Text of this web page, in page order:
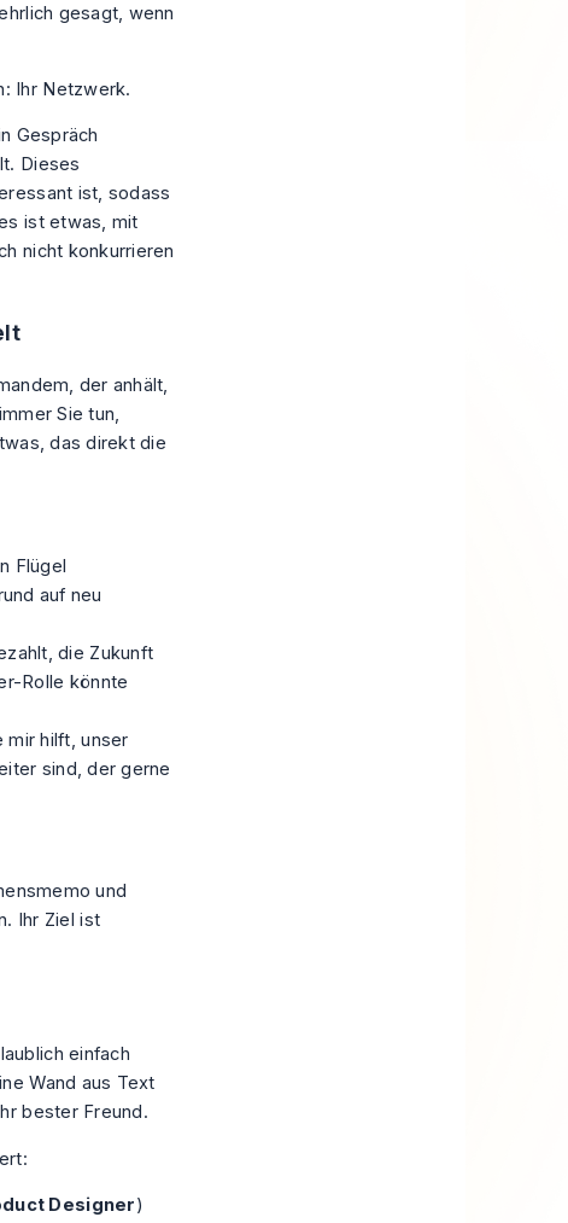
gesagt, wenn
Ihr Netzwerk.
Gespräch
Dieses
ist, sodass
ist etwas, mit
nicht konkurrieren
der anhält,
Sie tun,
das direkt die
Flügel
auf neu
die Zukunft
Rolle könnte
mir hilft, unser
sind, der gerne
und
Ihr Ziel ist
einfach
Wand aus Text
bester Freund.
Designer)